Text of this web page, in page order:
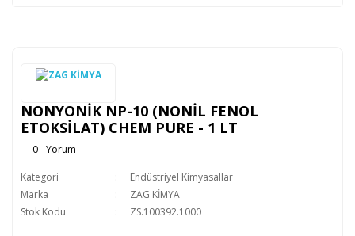
NONYONİK NP-10 (NONİL FENOL
ETOKSİLAT) CHEM PURE - 1 LT
0 - Yorum
Kategori
Endüstriyel Kimyasallar
Marka
ZAG KİMYA
Stok Kodu
ZS.100392.1000